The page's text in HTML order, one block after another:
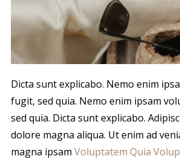
Dicta sunt explicabo. Nemo enim
fugit, sed quia. Nemo enim ipsam
sed quia. Dicta sunt explicabo.
dolore magna aliqua. Ut enim ad
magna ipsam Voluptatem Quia